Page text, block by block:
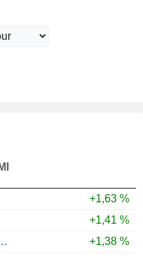
+1,63 %
+1,41 %
HOLDING AG
+1,38 %